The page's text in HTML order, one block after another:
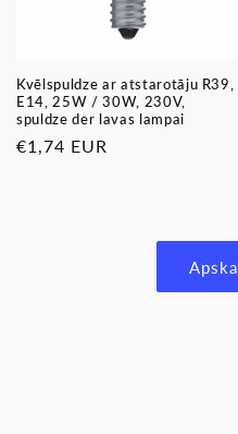
Kvēlspuldze ar atstarotāju R39,
E14, 25W / 30W, 230V,
spuldze der lavas lampai
Parastā
€1,74 EUR